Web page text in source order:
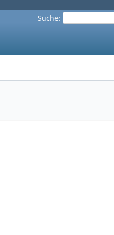
Suche: